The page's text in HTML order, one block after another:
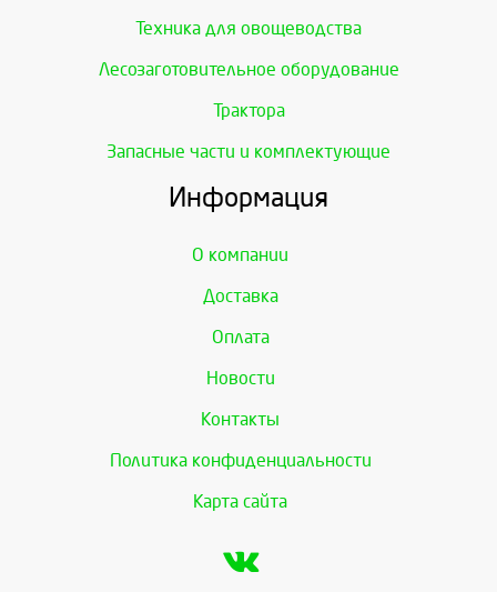
Техника для овощеводства
Лесозаготовительное оборудование
Трактора
Запасные части и комплектующие
Информация
О компании
Доставка
Оплата
Новости
Контакты
Политика конфиденциальности
Карта сайта